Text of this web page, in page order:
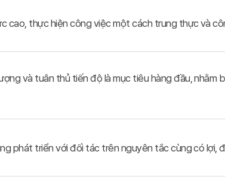
cao, thực hiện công việc một cách trung thực và
và tuân thủ tiến độ là mục tiêu hàng đầu, nhằm
phát triển với đối tác trên nguyên tắc cùng có lợi,